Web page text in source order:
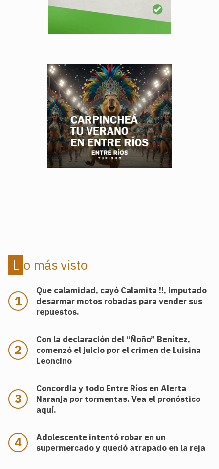
Lo más visto
Que calamidad, cayó Calamita !!, imputado
desarmar motos robadas para vender sus
repuestos.
Con la declaración del “Ñoño” Benítez,
comenzó el juicio por el crimen de Luisina
Leoncino
Concordia y todo Entre Ríos en Alerta
Naranja por tormentas. Vea el pronóstico
aquí.
Adolescente intentó robar en un
supermercado y quedó atrapado en la reja